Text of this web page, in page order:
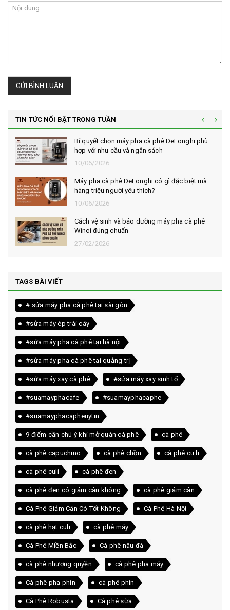
GỬI BÌNH LUẬN
TIN TỨC NỔI BẬT TRONG TUẦN
Bí quyết chọn máy pha cà phê DeLonghi phù
hợp với nhu cầu và ngân sách
10/06/2026
Máy pha cà phê DeLonghi có gì đặc biệt mà
hàng triệu người yêu thích?
10/06/2026
Cách vệ sinh và bảo dưỡng máy pha cà phê
Winci đúng chuẩn
27/02/2026
TAGS BÀI VIẾT
# sửa máy pha cà phê tại sài gòn
#sửa máy ép trái cây
#sửa máy pha cà phê tại hà nội
#sửa máy pha cà phê tai quảng trị
#sửa máy xay cà phê #sửa máy xay sinh tố
#suamayphacafe #suamayphacaphe
#suamayphacapheuytin
9 điểm cần chú ý khi mở quán cà phê cà phê
cà phê capuchino cà phê chồn cà phê cu li
cà phê culi cà phê đen
cà phê đen có giảm cân không cà phê giảm cân
Cà Phê Giảm Cân Có Tốt Không Cà Phê Hà Nội
cà phê hạt culi cà phê máy
Cà Phê Miền Bắc Cà phê nâu đá
cà phê nhượng quyền cà phê pha máy
Cà phê pha phin cà phê phin
Cà Phê Robusta Cà phê sữa